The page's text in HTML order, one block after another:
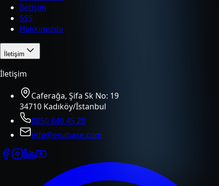
İletişim
SSS
Hakkımızda
İletişim
İletişim
Caferağa, Şifa Sk No: 19
34710 Kadıköy/İstanbul
0850 840 45 20
info@enabase.com